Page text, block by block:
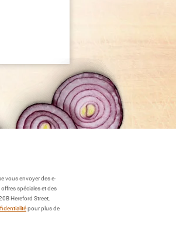
vous envoyer des e-
spéciales et des
Hereford Street,
pour plus de